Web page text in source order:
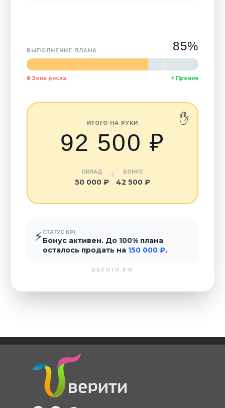
ВЫПОЛНЕНИЕ ПЛАНА 85%
100%
⛔ Зона риска ⭐ Премия
ИТОГО НА РУКИ
92 500 ₽
ОКЛАД
50 000 ₽+ БОНУС
42 500 ₽
✋
⚡ СТАТУС KPI
Бонус активен. До 100% плана
осталось продать на 150 000 ₽.
ВЕРИТИ.РФ